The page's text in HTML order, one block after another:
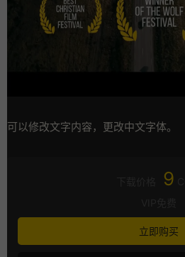
可以修改文字内容，更改中文字体。
9
立即购买